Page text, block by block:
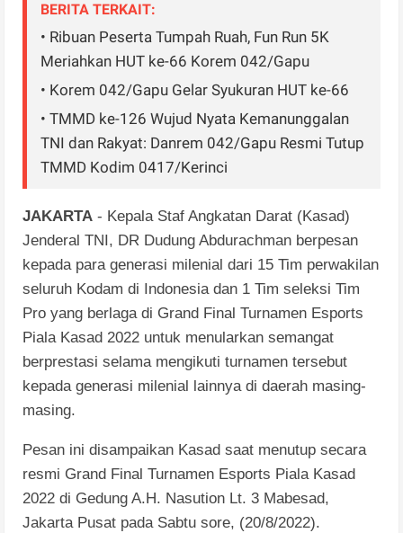
BERITA TERKAIT:
• Ribuan Peserta Tumpah Ruah, Fun Run 5K
Meriahkan HUT ke-66 Korem 042/Gapu
• Korem 042/Gapu Gelar Syukuran HUT ke-66
• TMMD ke-126 Wujud Nyata Kemanunggalan
TNI dan Rakyat: Danrem 042/Gapu Resmi Tutup
TMMD Kodim 0417/Kerinci
JAKARTA - Kepala Staf Angkatan Darat (Kasad)
Jenderal TNI, DR Dudung Abdurachman berpesan
kepada para generasi milenial dari 15 Tim perwakilan
seluruh Kodam di Indonesia dan 1 Tim seleksi Tim
Pro yang berlaga di Grand Final Turnamen Esports
Piala Kasad 2022 untuk menularkan semangat
berprestasi selama mengikuti turnamen tersebut
kepada generasi milenial lainnya di daerah masing-
masing.
Pesan ini disampaikan Kasad saat menutup secara
resmi Grand Final Turnamen Esports Piala Kasad
2022 di Gedung A.H. Nasution Lt. 3 Mabesad,
Jakarta Pusat pada Sabtu sore, (20/8/2022).